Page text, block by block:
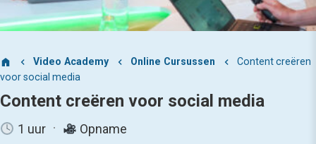
Video Academy Online Cursussen
Content creëren
voor social media
Content creëren voor social media
1 uur
Opname